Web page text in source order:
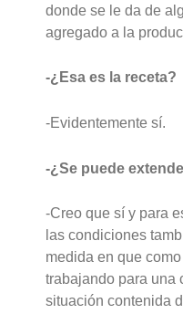
donde se le da de
agregado a la
-¿Esa es la receta?
-Evidentemente sí.
-¿Se puede
-Creo que sí y para
las condiciones
medida en que
trabajando para una
situación contenida